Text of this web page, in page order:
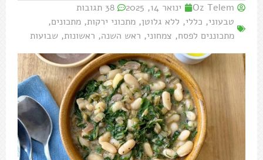
Oz Telem ינואר 14, 2025
38 תגובות
טבעוני, כללי, ללא גלוטן, מתכוני ירקות, מתכונים,
מתכוננים לפסח, צמחוני, ראש השנה, ראשונות, שבועות